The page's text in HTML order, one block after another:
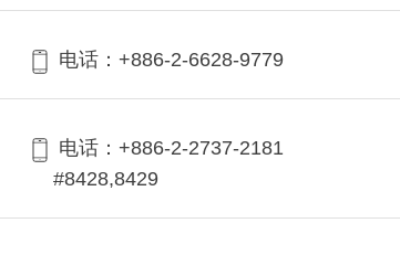
电话：+886-2-6628-9779
电话：+886-2-2737-2181
#8428,8429